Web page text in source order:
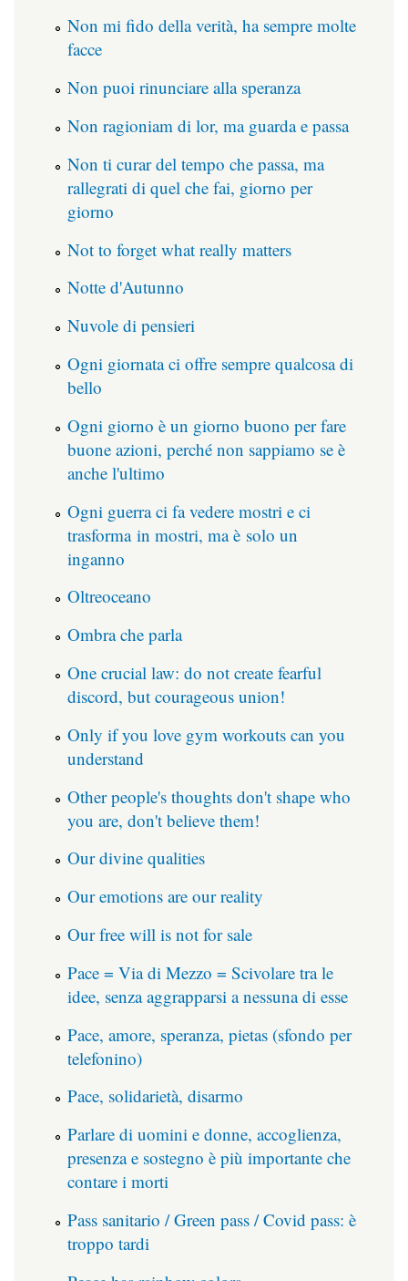
Non mi fido della verità, ha sempre molte
facce
Non puoi rinunciare alla speranza
Non ragioniam di lor, ma guarda e passa
Non ti curar del tempo che passa, ma
rallegrati di quel che fai, giorno per
giorno
Not to forget what really matters
Notte d'Autunno
Nuvole di pensieri
Ogni giornata ci offre sempre qualcosa di
bello
Ogni giorno è un giorno buono per fare
buone azioni, perché non sappiamo se è
anche l'ultimo
Ogni guerra ci fa vedere mostri e ci
trasforma in mostri, ma è solo un
inganno
Oltreoceano
Ombra che parla
One crucial law: do not create fearful
discord, but courageous union!
Only if you love gym workouts can you
understand
Other people's thoughts don't shape who
you are, don't believe them!
Our divine qualities
Our emotions are our reality
Our free will is not for sale
Pace = Via di Mezzo = Scivolare tra le
idee, senza aggrapparsi a nessuna di esse
Pace, amore, speranza, pietas (sfondo per
telefonino)
Pace, solidarietà, disarmo
Parlare di uomini e donne, accoglienza,
presenza e sostegno è più importante che
contare i morti
Pass sanitario / Green pass / Covid pass: è
troppo tardi